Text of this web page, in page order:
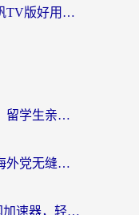
海外党必看：雷神手游和快帆TV版好用吗？3步选对回国加速器不踩坑
酷狗在海外用怎么版权限制？留学生亲测：3步解决听国内音乐难题
国外用微信加速器的方法：海外党无缝连接国内生活的实用指南
国外看芒果tv总卡？选对回国加速器，轻松追《浪姐》不费劲